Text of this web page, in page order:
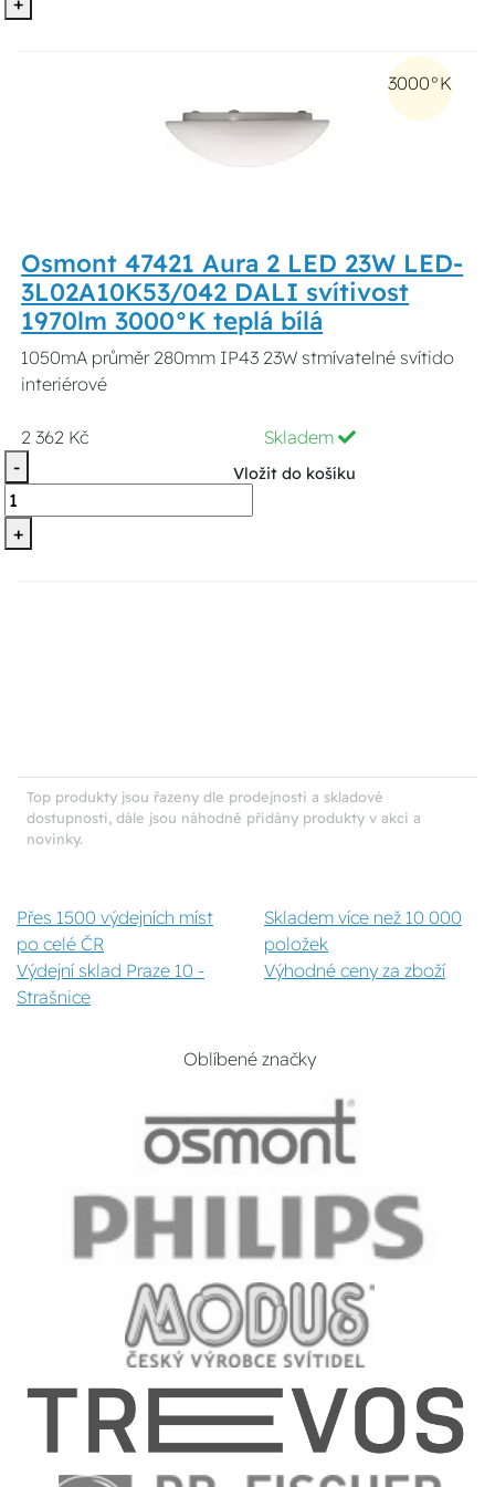
3000°K
Osmont 47421 Aura 2 LED 23W LED-
3L02A10K53/042 DALI svítivost
1970lm 3000°K teplá bílá
1050mA průměr 280mm IP43 23W stmívatelné svítido
interiérové
2 362 Kč
Skladem
-
+
Vložit do košíku
Top produkty jsou řazeny dle prodejnosti a skladové
dostupnosti, dále jsou náhodně přidány produkty v akci a
novinky.
Přes 1500 výdejních míst
po celé ČR
Skladem více než 10 000
položek
Výdejní sklad Praze 10 -
Strašnice
Výhodné ceny za zboží
Oblíbené značky